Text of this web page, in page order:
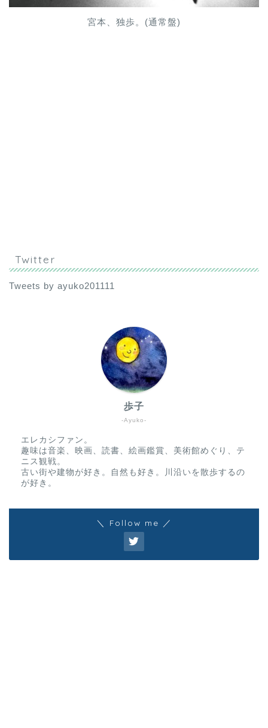
宮本、独歩。(通常盤)
Twitter
Tweets by ayuko201111
-Ayuko-
歩子
エレカシファン。
趣味は音楽、映画、読書、絵画鑑賞、美術館めぐり、テ
ニス観戦。
古い街や建物が好き。自然も好き。川沿いを散歩するの
が好き。
＼ Follow me ／